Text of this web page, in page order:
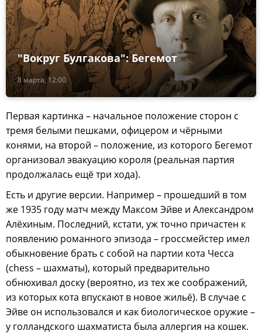
8 марта, 12:00
"Вокруг Булгакова": Бегемот
Первая картинка – начальное положение сторон с
тремя белыми пешками, офицером и чёрными
конями, на второй – положение, из которого Бегемот
организовал эвакуацию короля (реальная партия
продолжалась ещё три хода).
Есть и другие версии. Например – прошедший в том
же 1935 году матч между Максом Эйве и Александром
Алёхиным. Последний, кстати, уж точно причастен к
появлению романного эпизода – гроссмейстер имел
обыкновение брать с собой на партии кота Чесса
(chess – шахматы), который предварительно
обнюхивал доску (вероятно, из тех же соображений,
из которых кота впускают в новое жильё). В случае с
Эйве он использовался и как биологическое оружие –
у голландского шахматиста была аллергия на кошек.